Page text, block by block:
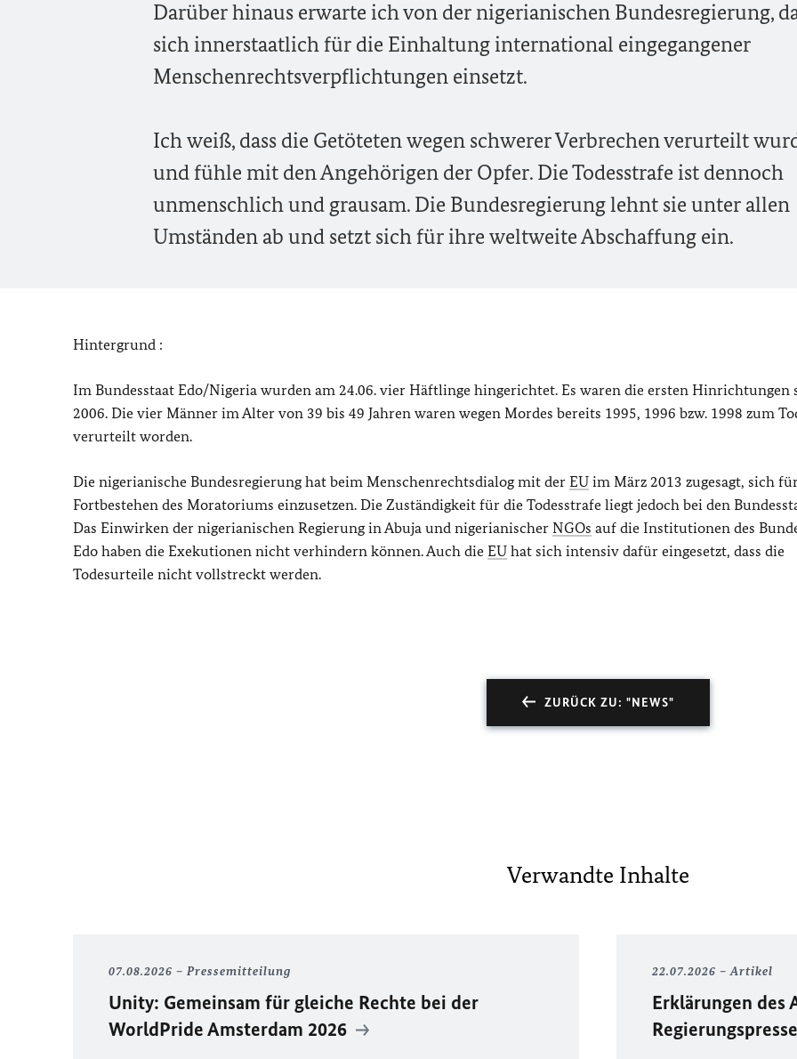
Darüber hinaus erwarte ich von der nigerianischen Bundesregierung,
sich innerstaatlich für die Einhaltung international eingegangener
Menschenrechtsverpflichtungen einsetzt.
Ich weiß, dass die Getöteten wegen schwerer Verbrechen verurteilt
und fühle mit den Angehörigen der Opfer. Die Todesstrafe ist dennoch
unmenschlich und grausam. Die Bundesregierung lehnt sie unter allen
Umständen ab und setzt sich für ihre weltweite Abschaffung ein.
Hintergrund :
Im Bundesstaat Edo/Nigeria wurden am 24.06. vier Häftlinge hingerichtet. Es waren die ersten Hinrichtungen
2006. Die vier Männer im Alter von 39 bis 49 Jahren waren wegen Mordes bereits 1995, 1996 bzw. 1998 zum
verurteilt worden.
Die nigerianische Bundesregierung hat beim Menschenrechtsdialog mit der EU im März 2013 zugesagt, sich
Fortbestehen des Moratoriums einzusetzen. Die Zuständigkeit für die Todesstrafe liegt jedoch bei den
Das Einwirken der nigerianischen Regierung in Abuja und nigerianischer NGOs auf die Institutionen des
Edo haben die Exekutionen nicht verhindern können. Auch die EU hat sich intensiv dafür eingesetzt, dass die
Todesurteile nicht vollstreckt werden.
ZURÜCK ZU: "NEWS"
Verwandte Inhalte
07.08.2026 Pressemitteilung
Unity: Gemeinsam für gleiche Rechte bei der
WorldPrideAmsterdam 2026
22.07.2026 Artikel
Erklärungen des